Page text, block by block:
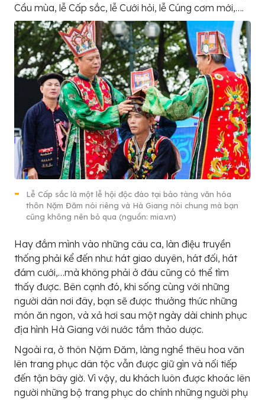
Cầu mùa, lễ Cấp sắc, lễ Cưới hỏi, lễ Cúng cơm mới,….
Lễ Cấp sắc là một lễ hội độc đáo tại bảo tàng văn hóa
thôn Nặm Đăm nói riêng và Hà Giang nói chung mà bạn
cũng không nên bỏ qua (nguồn: mia.vn)
Hay đắm mình vào những câu ca, làn điệu truyền
thống phải kể đến như: hát giao duyên, hát đối, hát
đám cưới,…mà không phải ở đâu cũng có thể tìm
thấy được. Bên cạnh đó, khi sống cùng với những
người dân nơi đây, bạn sẽ được thưởng thức những
món ăn ngon, và xả hơi sau một ngày dài chinh phục
địa hình Hà Giang với nước tắm thảo dược.
Ngoài ra, ở thôn Nặm Đăm, làng nghề thêu hoa văn
lên trang phục dân tộc vẫn được giữ gìn và nối tiếp
đến tận bây giờ. Vì vậy, du khách luôn được khoác lên
người những bộ trang phục do chính những người phụ